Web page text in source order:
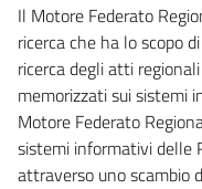
Il Motore Federato
ricerca che ha lo scopo
ricerca degli atti
memorizzati sui sistemi
Motore Federato
sistemi informativi delle
attraverso uno scambio